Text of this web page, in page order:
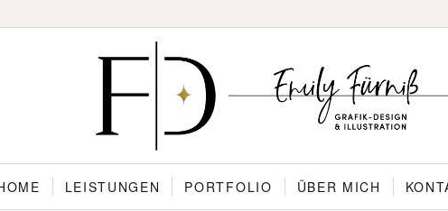
LEISTUNGEN PORTFOLIO ÜBER MICH